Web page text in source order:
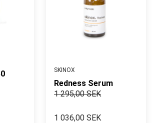
SKINOX
Redness Serum
1 295,00 SEK
1 036,00 SEK